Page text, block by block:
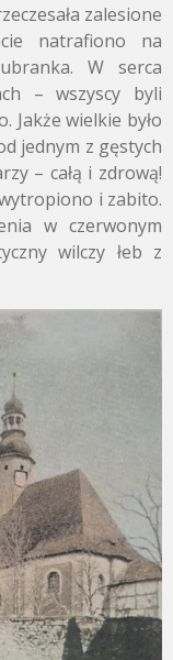
zalesione
natrafiono na
W serca
– wszyscy byli
Jakże wielkie było
jednym z gęstych
– całą i zdrową!
i zabito.
w czerwonym
wilczy łeb z